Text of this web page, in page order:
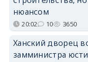
нюансом
20:02 10 3650
Ханский дворец
замминистра